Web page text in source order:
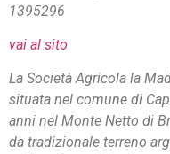
1395296
vai al sito
La Società Agricola la
situata nel comune di
anni nel Monte Netto di
da tradizionale terreno